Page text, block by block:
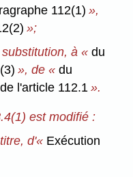
112(1) »,
»;
substitution, à «du
», de «du
l'article 112.1 ».
est modifié :
d'« Exécution